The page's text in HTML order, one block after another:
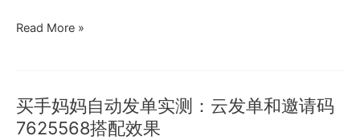
册
后
的
点
先
用
Read More »
买手妈妈自动发单实测：云发单和邀请码
7625568搭配效果